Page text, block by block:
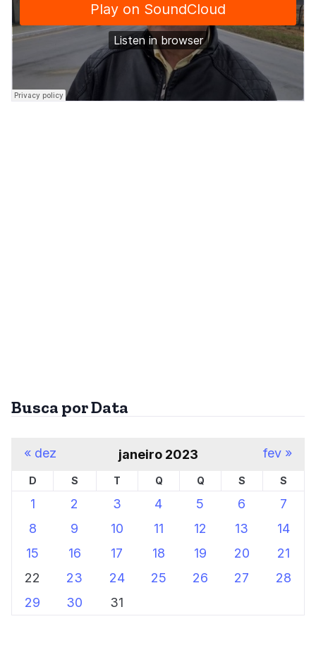
Busca por Data
janeiro 2023
D S T Q Q S S
1 2 3 4 5 6
7
8
9 10 11 12 13
14
15
16 17 18 19 20
21
22
23 24 25 26 27
28
29
30 31
« dez fev »